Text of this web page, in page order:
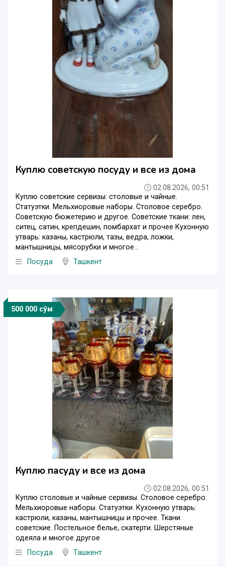
Куплю советскую посуду и все из дома
02.08.2026, 00:51
Куплю советские сервизы: столовые и чайные.
Статуэтки. Мельхиоровые наборы. Столовое серебро.
Советскую бюжетерию и другое. Советские ткани: лен,
ситец, сатин, крепдешин, помбархат и прочее Кухонную
утварь: казаны, кастрюли, тазы, ведра, ложки,
мантышницы, мясорубки и многое...
Посуда
Ташкент
500 000 сўм
Куплю пасуду и все из дома
02.08.2026, 00:51
Куплю столовые и чайные сервизы. Столовое серебро.
Мельхиоровые наборы. Статуэтки. Кухонную утварь:
кастрюли, казаны, мантышницы и прочее. Ткани
советские. Постельное белье, скатерти. Шерстяные
одеяла и многое другое
Посуда
Ташкент